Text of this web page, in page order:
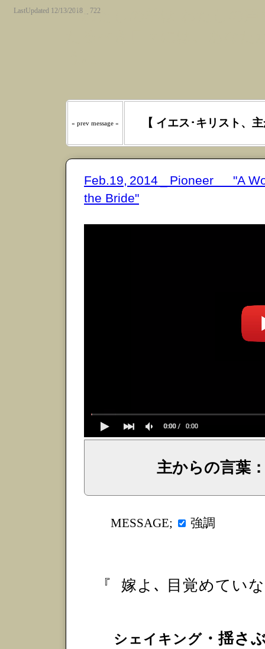
LastUpdated 12/13/2018 _ 722『わたしの羊は わたしの
« prev message « 【 イエス･キリスト、
Feb.19, 2014 _ Pioneer "A
the Bride"
主からの言
MESSAGE; 強調
『 嫁よ､ 目覚めてい
シェイキング ・揺さ